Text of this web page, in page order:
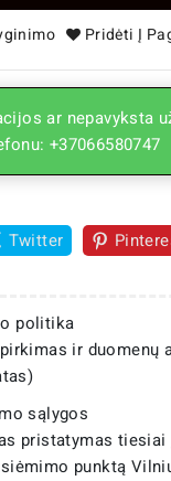
Pridėti Į
ar nepavyksta
+37066580747
Twitter
politika
ir duomenų
sąlygos
pristatymas tiesiai
punktą